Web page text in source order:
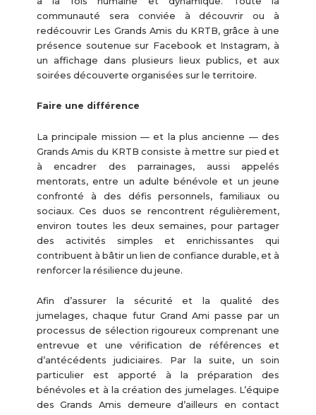
communauté sera conviée à découvrir ou à
redécouvrir Les Grands Amis du KRTB, grâce à une
présence soutenue sur Facebook et Instagram, à
un affichage dans plusieurs lieux publics, et aux
soirées découverte organisées sur le territoire.
Faire une différence
La principale mission — et la plus ancienne — des
Grands Amis du KRTB consiste à mettre sur pied et
à encadrer des parrainages, aussi appelés
mentorats, entre un adulte bénévole et un jeune
confronté à des défis personnels, familiaux ou
sociaux. Ces duos se rencontrent régulièrement,
environ toutes les deux semaines, pour partager
des activités simples et enrichissantes qui
contribuent à bâtir un lien de confiance durable, et à
renforcer la résilience du jeune.
Afin d’assurer la sécurité et la qualité des
jumelages, chaque futur Grand Ami passe par un
processus de sélection rigoureux comprenant une
entrevue et une vérification de références et
d’antécédents judiciaires. Par la suite, un soin
particulier est apporté à la préparation des
bénévoles et à la création des jumelages. L’équipe
des Grands Amis demeure d’ailleurs en contact